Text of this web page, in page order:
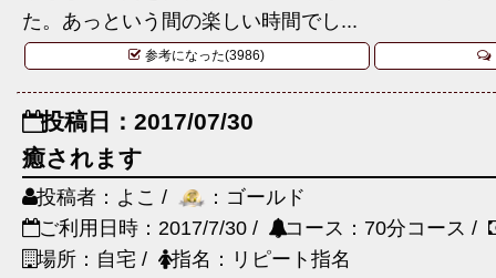
た。あっという間の楽しい時間でし...
参考になった(3986)
投稿日：2017/07/30
癒されます
投稿者：よこ /
：ゴールド
ご利用日時：2017/7/30 /
コース：70分コース /
場所：自宅 /
指名：リピート指名